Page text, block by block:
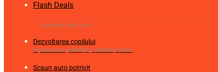
Flash Deals
Dezvoltarea copilului
Fișe de lucru gradiniță și clasele primare
Scaun auto potrivit